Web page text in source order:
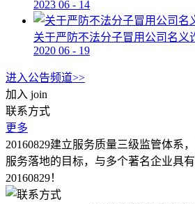
2023 06 - 14
关于严防不法分子冒用公司名义
2020 06 - 19
进入公告频道>>
加入 join
联系方式
更多
20160829建立服务质量三级监管体系
服务落地的目标，与多个著名企业具
20160829！